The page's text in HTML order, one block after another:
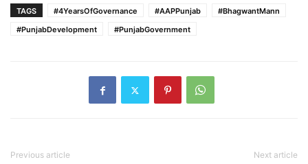
TAGS #4YearsOfGovernance #AAPPunjab
#BhagwantMann
#PunjabDevelopment
#PunjabGovernment
Previous article Next article